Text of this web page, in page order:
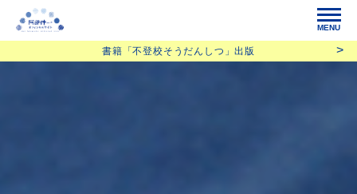
MENU
書籍「不登校そうだんしつ」出版